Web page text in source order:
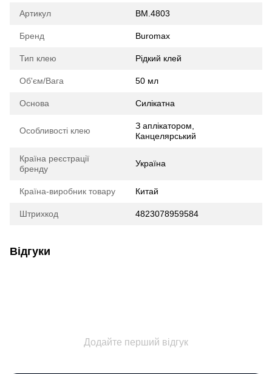
Артикул BM.4803
Бренд Buromax
Тип клею Рідкий клей
Об'єм/Вага 50 мл
Основа Силікатна
Особливості клею
З аплікатором,
Канцелярський
Країна реєстрації
бренду
Україна
Країна-виробник товару Китай
Штрихкод 4823078959584
Відгуки
Додайте перший відгук